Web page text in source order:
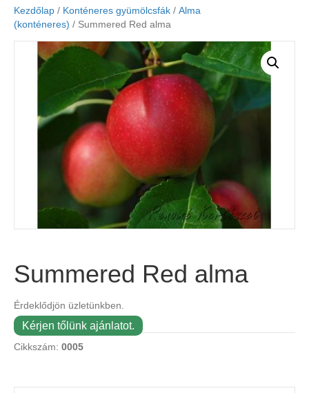
Kezdőlap / Konténeres gyümölcsfák / Alma
(konténeres) / Summered Red alma
Summered Red alma
Érdeklődjön üzletünkben.
Kérjen tőlünk ajánlatot.
Cikkszám: 0005